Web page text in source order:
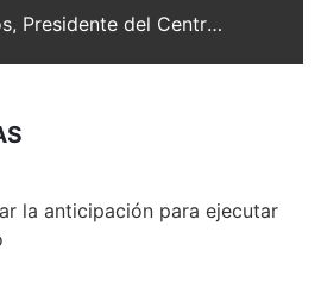
Sergio Barrios, Presidente del Centro de Industria y Comercio de Franck
la anticipación para ejecutar